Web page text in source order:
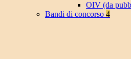
OIV (da
Bandi di concorso 4